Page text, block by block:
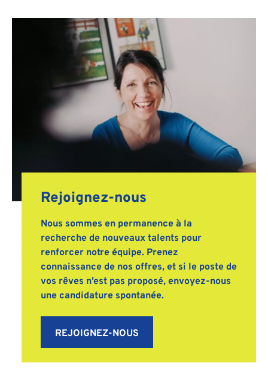
Rejoignez-nous
Nous sommes en permanence à la
recherche de nouveaux talents pour
renforcer notre équipe. Prenez
connaissance de nos offres, et si le poste de
vos rêves n’est pas proposé, envoyez-nous
une candidature spontanée.
REJOIGNEZ-NOUS